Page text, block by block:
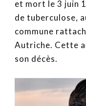
et mort le 3 juin
de tuberculose,
commune
Autriche. Cette
son décès.